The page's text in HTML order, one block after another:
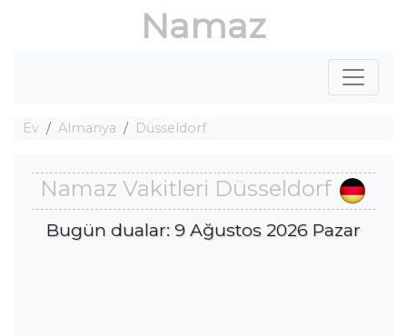
Namaz
Ev Almanya Düsseldorf
Namaz Vakitleri Düsseldorf
Bugün dualar: 9 Ağustos 2026 Pazar